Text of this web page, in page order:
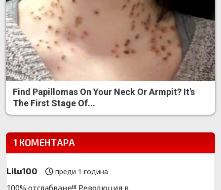
Find Papillomas On Your Neck Or Armpit? It's
The First Stage Of...
1 КОМЕНТАРА
Lilu100 преди 1 година